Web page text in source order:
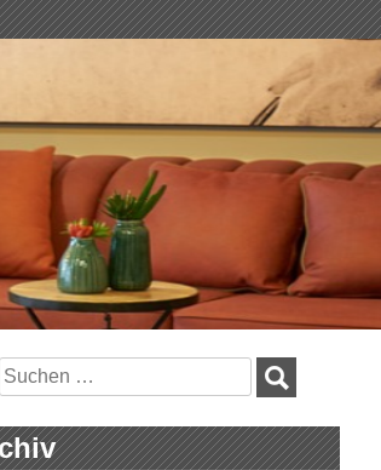
Suchen
nach: